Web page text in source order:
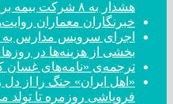
هشدار به ۸ شرکت‌ بیمه برای اصلاح عملکرد
خبرنگاران معماران
اجرای سرویس مدارس به
بخشی از هزینه‌ها در
ترجمه‌ی «نامه‌های غسان
«اهل ایران» جنگ را از
فروپاشی روزمره تا تولد